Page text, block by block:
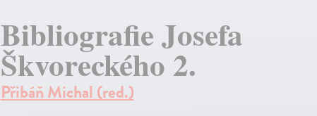
Bibliografie Josefa
Škvoreckého 2.
Přibáň Michal (red.)